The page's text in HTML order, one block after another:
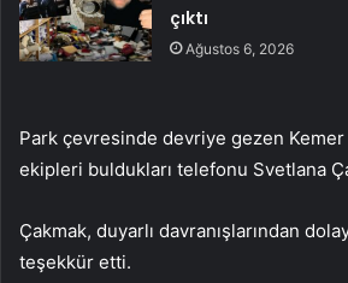
çıktı
Ağustos 6, 2026
Park çevresinde devriye gezen Kemer
ekipleri buldukları telefonu Svetlana
Çakmak, duyarlı davranışlarından
teşekkür etti.